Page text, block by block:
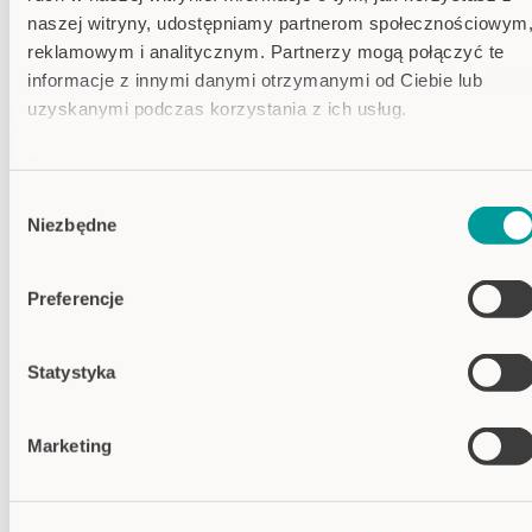
naszej witryny, udostępniamy partnerom społecznościowym,
reklamowym i analitycznym. Partnerzy mogą połączyć te
informacje z innymi danymi otrzymanymi od Ciebie lub
uzyskanymi podczas korzystania z ich usług.
zgody
Niezbędne
Preferencje
Statystyka
Marketing
TECHNOLOGIA POMIARU TCP -
Roboty spawalnicze i klejące w
maszynach firmy YASKAWA Europe
GmbH
pomiarowe CAPTRON TCP gwarantują
i klejowych firmy YASKAWA Europe GmbH.